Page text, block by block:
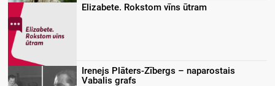
Elizabete. Rokstom vīns ūtram
Irenejs Plāters-Zībergs – naparostais
Vabalis grafs